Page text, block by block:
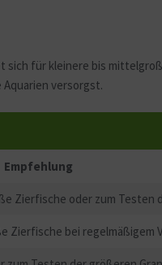
sich für kleinere bis
versorgst.
Empfehlung
Zierfische oder zum Testen
Zierfische bei regelmäßigem